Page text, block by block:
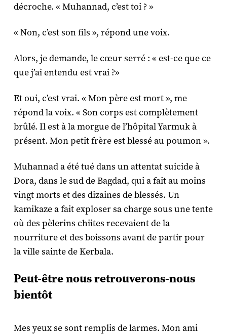
décroche. « Muhannad, c’est toi ? »
« Non, c’est son fils », répond une voix.
Alors, je demande, le cœur serré : « est-ce que ce
que j’ai entendu est vrai ?»
Et oui, c’est vrai. « Mon père est mort », me
répond la voix. « Son corps est complètement
brûlé. Il est à la morgue de l’hôpital Yarmuk à
présent. Mon petit frère est blessé au poumon ».
Muhannad a été tué dans un attentat suicide à
Dora, dans le sud de Bagdad, qui a fait au moins
vingt morts et des dizaines de blessés. Un
kamikaze a fait exploser sa charge sous une tente
où des pèlerins chiites recevaient de la
nourriture et des boissons avant de partir pour
la ville sainte de Kerbala.
Peut-être nous retrouverons-nous
bientôt
Mes yeux se sont remplis de larmes. Mon ami